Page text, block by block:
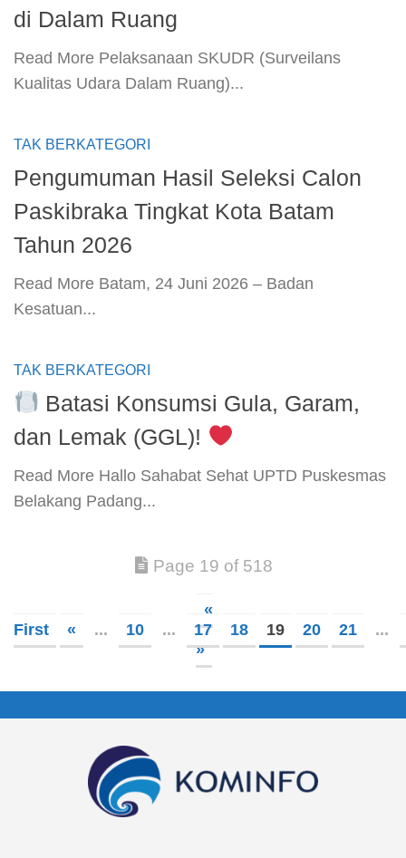
di Dalam Ruang
​Read More​ Pelaksanaan SKUDR (Surveilans
Kualitas Udara Dalam Ruang)...
TAK BERKATEGORI
Pengumuman Hasil Seleksi Calon
Paskibraka Tingkat Kota Batam
Tahun 2026
​Read More​ Batam, 24 Juni 2026 – Badan
Kesatuan...
TAK BERKATEGORI
Batasi Konsumsi Gula, Garam,
dan Lemak (GGL)!
​Read More​ Hallo Sahabat Sehat UPTD Puskesmas
Belakang Padang...
Page 19 of 518
«
First
« ... 10 ... 17 18 19 20 21
...
»